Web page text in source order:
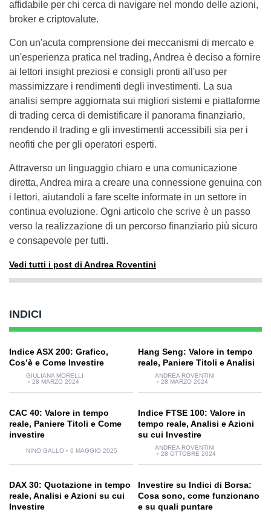
affidabile per chi cerca di navigare nel mondo delle azioni,
broker e criptovalute.
Con un'acuta comprensione dei meccanismi di mercato e
un'esperienza pratica nel trading, Andrea è deciso a fornire
ai lettori insight preziosi e consigli pronti all'uso per
massimizzare i rendimenti degli investimenti. La sua
analisi sempre aggiornata sui migliori sistemi e piattaforme
di trading cerca di demistificare il panorama finanziario,
rendendo il trading e gli investimenti accessibili sia per i
neofiti che per gli operatori esperti.
Attraverso un linguaggio chiaro e una comunicazione
diretta, Andrea mira a creare una connessione genuina con
i lettori, aiutandoli a fare scelte informate in un settore in
continua evoluzione. Ogni articolo che scrive è un passo
verso la realizzazione di un percorso finanziario più sicuro
e consapevole per tutti.
Vedi tutti i post di Andrea Roventini
INDICI
Indice ASX 200: Grafico,
Cos’è e Come Investire
GIULIANA MORELLI
28 MARZO 2024
Hang Seng: Valore in tempo
reale, Paniere Titoli e Analisi
ANDREA ROVENTINI
28 MARZO 2024
CAC 40: Valore in tempo
reale, Paniere Titoli e Come
investire
NINO GALLO 6 MAGGIO 2025
Indice FTSE 100: Valore in
tempo reale, Analisi e Azioni
su cui Investire
ANDREA ROVENTINI
28 OTTOBRE 2024
DAX 30: Quotazione in tempo
reale, Analisi e Azioni su cui
Investire
Investire su Indici di Borsa:
Cosa sono, come funzionano
e su quali puntare